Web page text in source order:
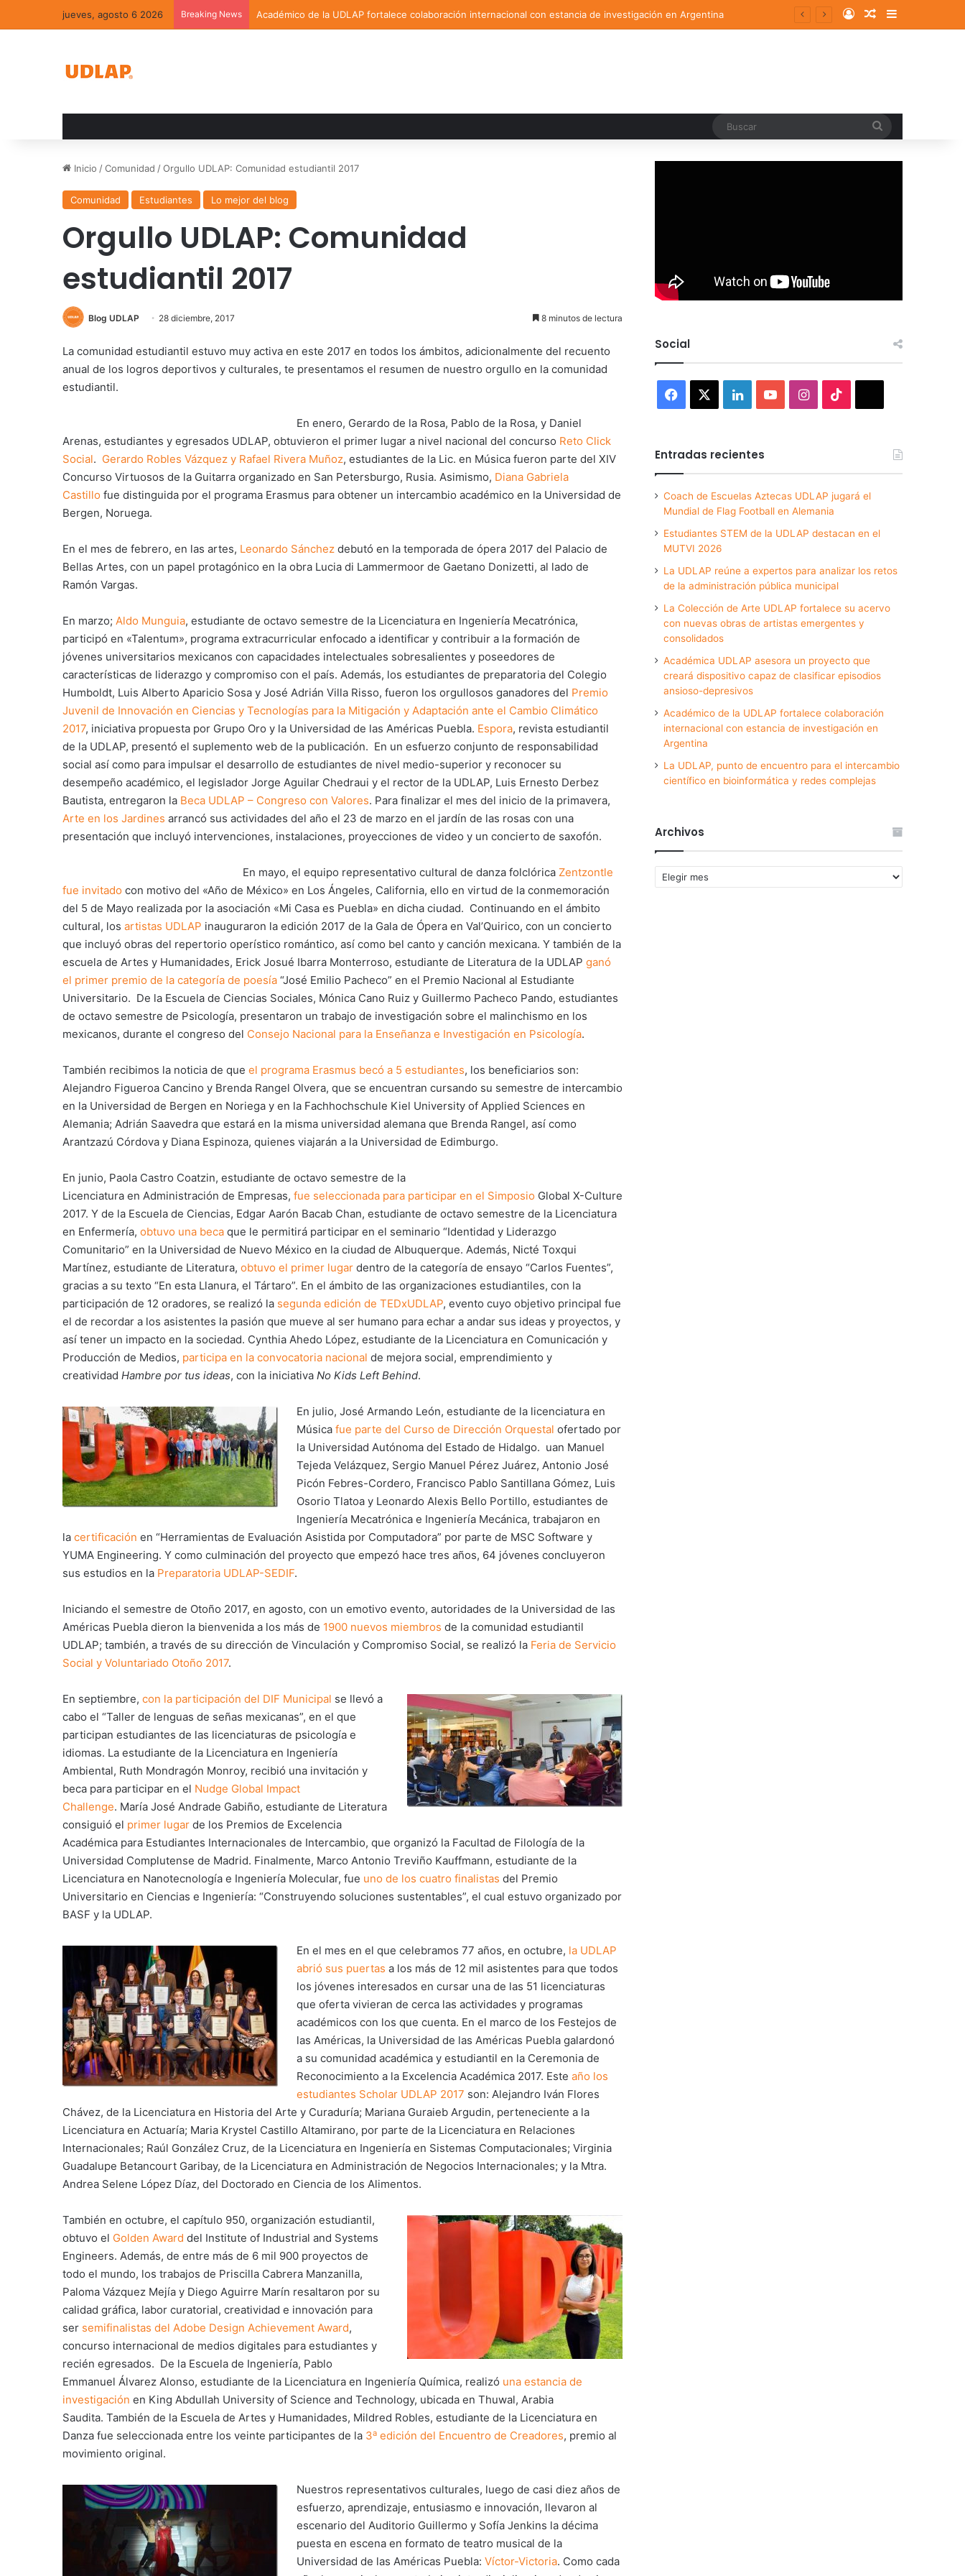
jueves, agosto 6 2026 Breaking News Académico de la UDLAP fortalece colaboración internacional con estancia de investigación en Argentina Log InRandom Article
Sidebar
Inicio /Comunidad /Orgullo UDLAP: Comunidad estudiantil 2017
Comunidad Estudiantes Lo mejor del blog
Orgullo UDLAP: Comunidad
estudiantil 2017
Blog UDLAP 28 diciembre, 2017 8 minutos de lectura
La comunidad estudiantil estuvo muy activa en este 2017 en todos los ámbitos, adicionalmente del recuento
anual de los logros deportivos y culturales, te presentamos el resumen de nuestro orgullo en la comunidad
estudiantil.
En enero, Gerardo de la Rosa, Pablo de la Rosa, y Daniel
Arenas, estudiantes y egresados UDLAP, obtuvieron el primer lugar a nivel nacional del concurso Reto Click
Social. Gerardo Robles Vázquez y Rafael Rivera Muñoz, estudiantes de la Lic. en Música fueron parte del XIV
Concurso Virtuosos de la Guitarra organizado en San Petersburgo, Rusia. Asimismo, Diana Gabriela
Castillo fue distinguida por el programa Erasmus para obtener un intercambio académico en la Universidad de
Bergen, Noruega.
En el mes de febrero, en las artes, Leonardo Sánchez debutó en la temporada de ópera 2017 del Palacio de
Bellas Artes, con un papel protagónico en la obra Lucia di Lammermoor de Gaetano Donizetti, al lado de
Ramón Vargas.
En marzo; Aldo Munguia, estudiante de octavo semestre de la Licenciatura en Ingeniería Mecatrónica,
participó en «Talentum», programa extracurricular enfocado a identificar y contribuir a la formación de
jóvenes universitarios mexicanos con capacidades intelectuales sobresalientes y poseedores de
características de liderazgo y compromiso con el país. Además, los estudiantes de preparatoria del Colegio
Humboldt, Luis Alberto Aparicio Sosa y José Adrián Villa Risso, fueron los orgullosos ganadores del Premio
Juvenil de Innovación en Ciencias y Tecnologías para la Mitigación y Adaptación ante el Cambio Climático
2017, iniciativa propuesta por Grupo Oro y la Universidad de las Américas Puebla. Espora, revista estudiantil
de la UDLAP, presentó el suplemento web de la publicación. En un esfuerzo conjunto de responsabilidad
social así como para impulsar el desarrollo de estudiantes de nivel medio-superior y reconocer su
desempeño académico, el legislador Jorge Aguilar Chedraui y el rector de la UDLAP, Luis Ernesto Derbez
Bautista, entregaron la Beca UDLAP – Congreso con Valores. Para finalizar el mes del inicio de la primavera,
Arte en los Jardines arrancó sus actividades del año el 23 de marzo en el jardín de las rosas con una
presentación que incluyó intervenciones, instalaciones, proyecciones de video y un concierto de saxofón.
En mayo, el equipo representativo cultural de danza folclórica Zentzontle
fue invitado con motivo del «Año de México» en Los Ángeles, California, ello en virtud de la conmemoración
del 5 de Mayo realizada por la asociación «Mi Casa es Puebla» en dicha ciudad. Continuando en el ámbito
cultural, los artistas UDLAP inauguraron la edición 2017 de la Gala de Ópera en Val’Quirico, con un concierto
que incluyó obras del repertorio operístico romántico, así como bel canto y canción mexicana. Y también de la
escuela de Artes y Humanidades, Erick Josué Ibarra Monterroso, estudiante de Literatura de la UDLAP ganó
el primer premio de la categoría de poesía “José Emilio Pacheco” en el Premio Nacional al Estudiante
Universitario. De la Escuela de Ciencias Sociales, Mónica Cano Ruiz y Guillermo Pacheco Pando, estudiantes
de octavo semestre de Psicología, presentaron un trabajo de investigación sobre el malinchismo en los
mexicanos, durante el congreso del Consejo Nacional para la Enseñanza e Investigación en Psicología.
También recibimos la noticia de que el programa Erasmus becó a 5 estudiantes, los beneficiarios son:
Alejandro Figueroa Cancino y Brenda Rangel Olvera, que se encuentran cursando su semestre de intercambio
en la Universidad de Bergen en Noriega y en la Fachhochschule Kiel University of Applied Sciences en
Alemania; Adrián Saavedra que estará en la misma universidad alemana que Brenda Rangel, así como
Arantzazú Córdova y Diana Espinoza, quienes viajarán a la Universidad de Edimburgo.
En junio, Paola Castro Coatzin, estudiante de octavo semestre de la
Licenciatura en Administración de Empresas, fue seleccionada para participar en el Simposio Global X-Culture
2017. Y de la Escuela de Ciencias, Edgar Aarón Bacab Chan, estudiante de octavo semestre de la Licenciatura
en Enfermería, obtuvo una beca que le permitirá participar en el seminario “Identidad y Liderazgo
Comunitario” en la Universidad de Nuevo México en la ciudad de Albuquerque. Además, Nicté Toxqui
Martínez, estudiante de Literatura, obtuvo el primer lugar dentro de la categoría de ensayo “Carlos Fuentes”,
gracias a su texto “En esta Llanura, el Tártaro”. En el ámbito de las organizaciones estudiantiles, con la
participación de 12 oradores, se realizó la segunda edición de TEDxUDLAP, evento cuyo objetivo principal fue
el de recordar a los asistentes la pasión que mueve al ser humano para echar a andar sus ideas y proyectos, y
así tener un impacto en la sociedad. Cynthia Ahedo López, estudiante de la Licenciatura en Comunicación y
Producción de Medios, participa en la convocatoria nacional de mejora social, emprendimiento y
creatividad Hambre por tus ideas, con la iniciativa No Kids Left Behind.
En julio, José Armando León, estudiante de la licenciatura en
Músicafue parte del Curso de Dirección Orquestal ofertado por
la Universidad Autónoma del Estado de Hidalgo. uan Manuel
Tejeda Velázquez, Sergio Manuel Pérez Juárez, Antonio José
Picón Febres-Cordero, Francisco Pablo Santillana Gómez, Luis
Osorio Tlatoa y Leonardo Alexis Bello Portillo, estudiantes de
Ingeniería Mecatrónica e Ingeniería Mecánica, trabajaron en
la certificación en “Herramientas de Evaluación Asistida por Computadora” por parte de MSC Software y
YUMA Engineering. Y como culminación del proyecto que empezó hace tres años, 64 jóvenes concluyeron
sus estudios en la Preparatoria UDLAP-SEDIF.
Iniciando el semestre de Otoño 2017, en agosto, con un emotivo evento, autoridades de la Universidad de las
Américas Puebla dieron la bienvenida a los más de 1900 nuevos miembros de la comunidad estudiantil
UDLAP; también, a través de su dirección de Vinculación y Compromiso Social, se realizó la Feria de Servicio
Social y Voluntariado Otoño 2017.
En septiembre, con la participación del DIF Municipal se llevó a
cabo el “Taller de lenguas de señas mexicanas”, en el que
participan estudiantes de las licenciaturas de psicología e
idiomas. La estudiante de la Licenciatura en Ingeniería
Ambiental, Ruth Mondragón Monroy, recibió una invitación y
beca para participar en el Nudge Global Impact
Challenge. María José Andrade Gabiño, estudiante de Literatura
consiguió el primer lugar de los Premios de Excelencia
Académica para Estudiantes Internacionales de Intercambio, que organizó la Facultad de Filología de la
Universidad Complutense de Madrid. Finalmente, Marco Antonio Treviño Kauffmann, estudiante de la
Licenciatura en Nanotecnología e Ingeniería Molecular, fue uno de los cuatro finalistas del Premio
Universitario en Ciencias e Ingeniería: “Construyendo soluciones sustentables”, el cual estuvo organizado por
BASF y la UDLAP.
En el mes en el que celebramos 77 años, en octubre, la UDLAP
abrió sus puertas a los más de 12 mil asistentes para que todos
los jóvenes interesados en cursar una de las 51 licenciaturas
que oferta vivieran de cerca las actividades y programas
académicos con los que cuenta. En el marco de los Festejos de
las Américas, la Universidad de las Américas Puebla galardonó
a su comunidad académica y estudiantil en la Ceremonia de
Reconocimiento a la Excelencia Académica 2017. Esteaño los
estudiantes Scholar UDLAP 2017 son: Alejandro Iván Flores
Chávez, de la Licenciatura en Historia del Arte y Curaduría; Mariana Guraieb Argudin, perteneciente a la
Licenciatura en Actuaría; Maria Krystel Castillo Altamirano, por parte de la Licenciatura en Relaciones
Internacionales; Raúl González Cruz, de la Licenciatura en Ingeniería en Sistemas Computacionales; Virginia
Guadalupe Betancourt Garibay, de la Licenciatura en Administración de Negocios Internacionales; y la Mtra.
Andrea Selene López Díaz, del Doctorado en Ciencia de los Alimentos.
También en octubre, el capítulo 950, organización estudiantil,
obtuvo el Golden Award del Institute of Industrial and Systems
Engineers. Además, de entre más de 6 mil 900 proyectos de
todo el mundo, los trabajos de Priscilla Cabrera Manzanilla,
Paloma Vázquez Mejía y Diego Aguirre Marín resaltaron por su
calidad gráfica, labor curatorial, creatividad e innovación para
ser semifinalistas del Adobe Design Achievement Award,
concurso internacional de medios digitales para estudiantes y
recién egresados. De la Escuela de Ingeniería, Pablo
Emmanuel Álvarez Alonso, estudiante de la Licenciatura en Ingeniería Química, realizó una estancia de
investigación en King Abdullah University of Science and Technology, ubicada en Thuwal, Arabia
Saudita. También de la Escuela de Artes y Humanidades, Mildred Robles, estudiante de la Licenciatura en
Danza fue seleccionada entre los veinte participantes de la 3a edición del Encuentro de Creadores, premio al
movimiento original.
Nuestros representativos culturales, luego de casi diez años de
esfuerzo, aprendizaje, entusiasmo e innovación, llevaron al
escenario del Auditorio Guillermo y Sofía Jenkins la décima
puesta en escena en formato de teatro musical de la
Universidad de las Américas Puebla:Víctor-Victoria. Como cada
Social
Facebook LinkedInYouTubeInstagram
Entradas recientes
Coach de Escuelas Aztecas UDLAP jugará el
Mundial de Flag Football en Alemania
Estudiantes STEM de la UDLAP destacan en el
MUTVI 2026
La UDLAP reúne a expertos para analizar los retos
de la administración pública municipal
La Colección de Arte UDLAP fortalece su acervo
con nuevas obras de artistas emergentes y
consolidados
Académica UDLAP asesora un proyecto que
creará dispositivo capaz de clasificar episodios
ansioso-depresivos
Académico de la UDLAP fortalece colaboración
internacional con estancia de investigación en
Argentina
La UDLAP, punto de encuentro para el intercambio
científico en bioinformática y redes complejas
Archivos
Archivos